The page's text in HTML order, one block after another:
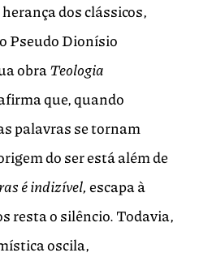
dos clássicos,
Pseudo Dionísio
obraTeologia
que, quando
palavras se tornam
do ser está além de
é indizível,escapa à
resta o silêncio. Todavia,
oscila,